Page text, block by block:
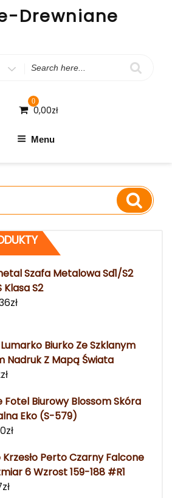
Drewniane
0
0,00zł
Menu
Search
Szafa Metalowa Sd1/S2
Klasa S2
zł
Biurko Ze Szklanym
Nadruk Z Mapą Świata
zł
Fotel Biurowy Blossom Skóra
Eko (S-579)
zł
Krzesło Perto Czarny Falcone
6 Wzrost 159-188 #R1
zł